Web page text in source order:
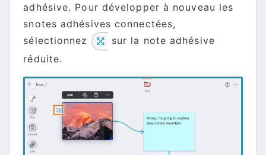
adhésive. Pour développer à nouveau les
snotes adhésives connectées,
sélectionnez
sur la note adhésive
réduite.